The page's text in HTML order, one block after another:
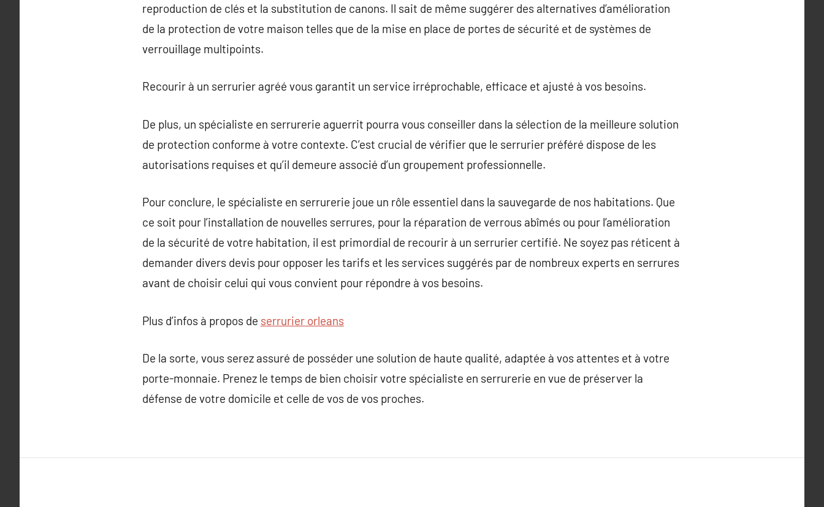
reproduction de clés et la substitution de canons. Il sait de même suggérer des alternatives d’amélioration
de la protection de votre maison telles que de la mise en place de portes de sécurité et de systèmes de
verrouillage multipoints.
Recourir à un serrurier agréé vous garantit un service irréprochable, efficace et ajusté à vos besoins.
De plus, un spécialiste en serrurerie aguerrit pourra vous conseiller dans la sélection de la meilleure solution
de protection conforme à votre contexte. C’est crucial de vérifier que le serrurier préféré dispose de les
autorisations requises et qu’il demeure associé d’un groupement professionnelle.
Pour conclure, le spécialiste en serrurerie joue un rôle essentiel dans la sauvegarde de nos habitations. Que
ce soit pour l’installation de nouvelles serrures, pour la réparation de verrous abîmés ou pour l’amélioration
de la sécurité de votre habitation, il est primordial de recourir à un serrurier certifié. Ne soyez pas réticent à
demander divers devis pour opposer les tarifs et les services suggérés par de nombreux experts en serrures
avant de choisir celui qui vous convient pour répondre à vos besoins.
Plus d’infos à propos de serrurier orleans
De la sorte, vous serez assuré de posséder une solution de haute qualité, adaptée à vos attentes et à votre
porte-monnaie. Prenez le temps de bien choisir votre spécialiste en serrurerie en vue de préserver la
défense de votre domicile et celle de vos de vos proches.